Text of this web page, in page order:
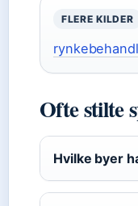
FLERE KILDER
Ofte stilte
Hvilke byer